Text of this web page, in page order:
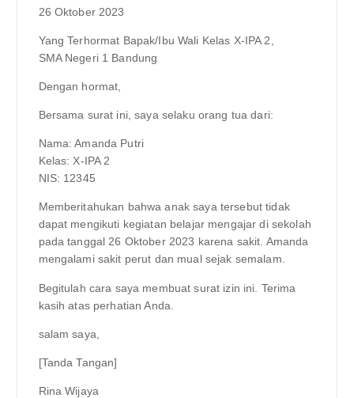
26 Oktober 2023
Yang Terhormat Bapak/Ibu Wali Kelas X-IPA 2,
SMA Negeri 1 Bandung
Dengan hormat,
Bersama surat ini, saya selaku orang tua dari:
Nama: Amanda Putri
Kelas: X-IPA 2
NIS: 12345
Memberitahukan bahwa anak saya tersebut tidak
dapat mengikuti kegiatan belajar mengajar di sekolah
pada tanggal 26 Oktober 2023 karena sakit. Amanda
mengalami sakit perut dan mual sejak semalam.
Begitulah cara saya membuat surat izin ini. Terima
kasih atas perhatian Anda.
salam saya,
[Tanda Tangan]
Rina Wijaya